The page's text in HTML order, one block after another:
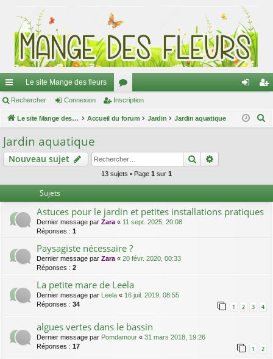
ac
co
ur
ci
Le site Mange des fleurs
or
u
s
ne cri
Rechercher Connexion Inscription
Le site Mange des fleurs Accueil du forum Jardin Jardin aquatique
r
r
Jardin aquatique
Nouveau sujet Rechercher
13 sujets • Page 1 sur 1
Sujets
Astuces pour le jardin et petites installations pratiques
Dernier message par Zara « 11 sept. 2025, 20:08
Réponses : 1
Paysagiste nécessaire ?
Dernier message par Zara « 20 févr. 2020, 00:33
Réponses : 2
La petite mare de Leela
Dernier message par Leela « 16 juil. 2019, 08:55
Réponses : 34 1 2 3 4
algues vertes dans le bassin
Dernier message par Pomdamour « 31 mars 2018, 19:26
Réponses : 17 1 2